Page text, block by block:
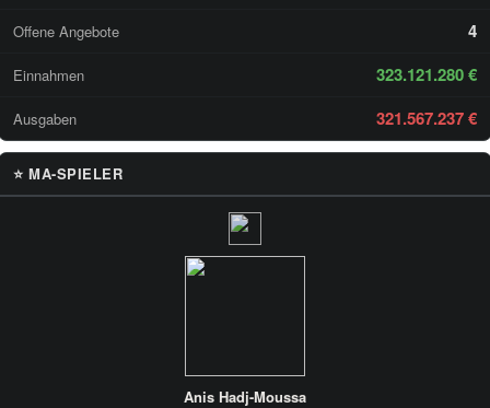
Offene Angebote 4
Einnahmen 323.121.280 €
Ausgaben 321.567.237 €
⭐ MA-SPIELER
Anis Hadj-Moussa